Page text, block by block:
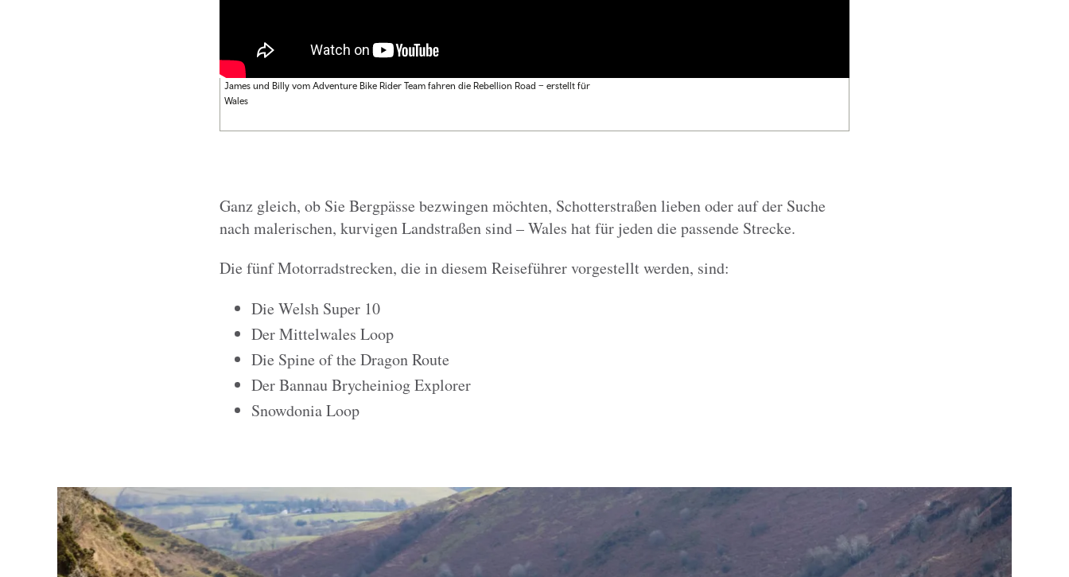
James und Billy vom Adventure Bike Rider Team fahren die Rebellion Road – erstellt für
Wales
Ganz gleich, ob Sie Bergpässe bezwingen möchten, Schotterstraßen lieben oder auf der Suche
nach malerischen, kurvigen Landstraßen sind – Wales hat für jeden die passende Strecke.
Die fünf Motorradstrecken, die in diesem Reiseführer vorgestellt werden, sind:
Die Welsh Super 10
Der Mittelwales Loop
Die Spine of the Dragon Route
Der Bannau Brycheiniog Explorer
Snowdonia Loop